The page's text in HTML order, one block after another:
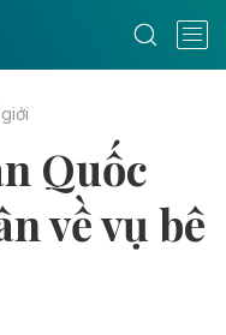
Quốc
về vụ bê